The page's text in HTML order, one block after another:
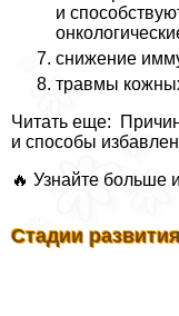
и
снижение
травмы
Читать еще:
и способы
🔥 Узнайте больше
Стадии